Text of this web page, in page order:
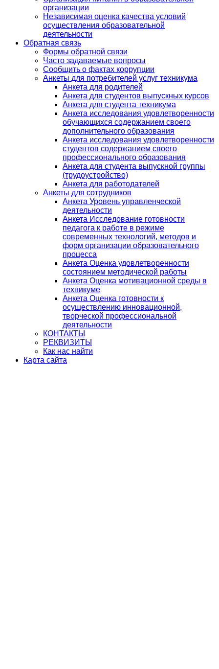
организации
Независимая оценка качества условий
осуществления образовательной
деятельности
Обратная связь
Формы обратной связи
Часто задаваемые вопросы
Сообщить о фактах коррупции
Анкеты для потребителей услуг техникума
Анкета для родителей
Анкета для студентов выпускных курсов
Анкета для студента техникума
Анкета исследования удовлетворенности
обучающихся содержанием своего
дополнительного образования
Анкета исследования удовлетворенности
студентов содержанием своего
профессионального образования
Анкета для студента выпускной группы
(трудоустройство)
Анкета для работодателей
Анкеты для сотрудников
Анкета Уровень управленческой
деятельности
Анкета Исследование готовности
педагога к работе в режиме
современных технологий, методов и
форм организации образовательного
процесса
Анкета Оценка удовлетворенности
состоянием методической работы
Анкета Оценка мотивационной среды в
техникуме
Анкета Оценка готовности к
осуществлению инновационной,
творческой профессиональной
деятельности
КОНТАКТЫ
РЕКВИЗИТЫ
Как нас найти
Карта сайта